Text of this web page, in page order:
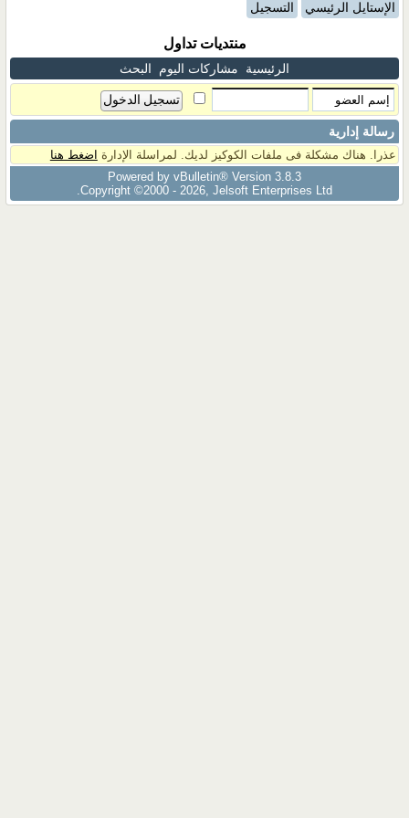
الإستايل الرئيسي التسجيل
منتديات تداول
الرئيسية مشاركات اليوم البحث
رسالة إدارية
عذرا. هناك مشكلة فى ملفات الكوكيز لديك. لمراسلة الإدارة اضغط هنا
Powered by vBulletin® Version 3.8.3
Copyright ©2000 - 2026, Jelsoft Enterprises Ltd.